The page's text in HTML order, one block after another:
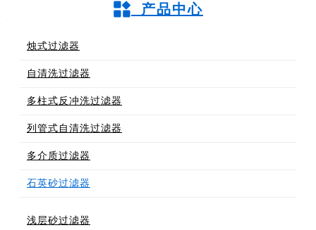
产品中心
烛式过滤器
自清洗过滤器
多柱式反冲洗过滤器
列管式自清洗过滤器
多介质过滤器
石英砂过滤器
浅层砂过滤器